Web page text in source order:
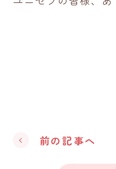
前の記事へ